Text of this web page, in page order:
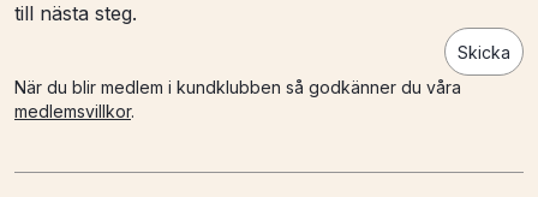
till nästa steg.
Skicka
När du blir medlem i kundklubben så godkänner du våra
medlemsvillkor.